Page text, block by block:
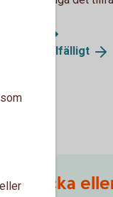
kort
tillfälligt
klocka